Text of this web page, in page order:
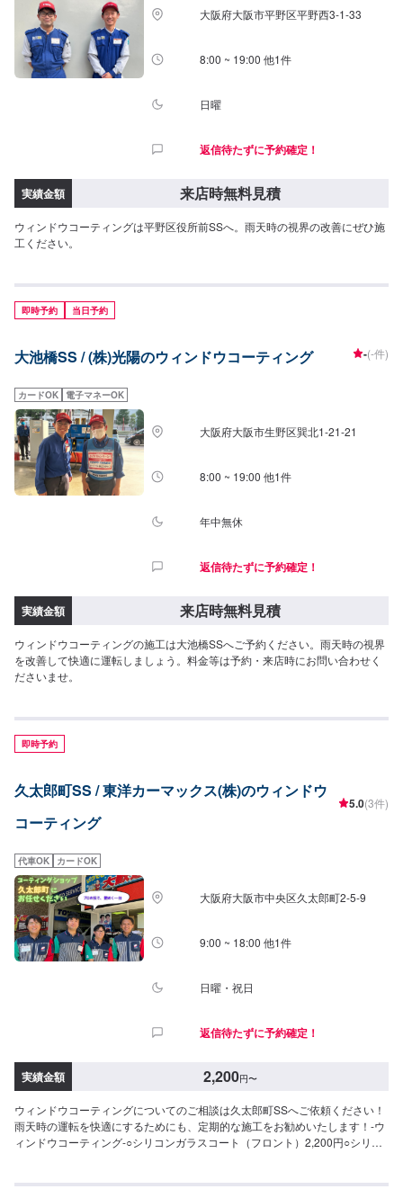
大阪府大阪市平野区平野西3-1-33
8:00 ~ 19:00 他1件
日曜
返信待たずに予約確定！
実績金額 来店時無料見積
ウィンドウコーティングは平野区役所前SSへ。雨天時の視界の改善にぜひ施
工ください。
即時予約 当日予約
大池橋SS / (株)光陽のウィンドウコーティング -(-件)
カードOK 電子マネーOK
大阪府大阪市生野区巽北1-21-21
8:00 ~ 19:00 他1件
年中無休
返信待たずに予約確定！
実績金額 来店時無料見積
ウィンドウコーティングの施工は大池橋SSへご予約ください。雨天時の視界
を改善して快適に運転しましょう。料金等は予約・来店時にお問い合わせく
ださいませ。
即時予約
久太郎町SS / 東洋カーマックス(株)のウィンドウ
コーティング
5.0(3件)
代車OK カードOK
大阪府大阪市中央区久太郎町2-5-9
9:00 ~ 18:00 他1件
日曜・祝日
返信待たずに予約確定！
実績金額 2,200円〜
ウィンドウコーティングについてのご相談は久太郎町SSへご依頼ください！
雨天時の運転を快適にするためにも、定期的な施工をお勧めいたします！-ウ
ィンドウコーティング-○シリコンガラスコート（フロント）2,200円○シリコ